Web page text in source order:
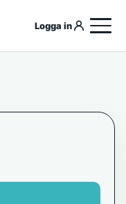
Logga in